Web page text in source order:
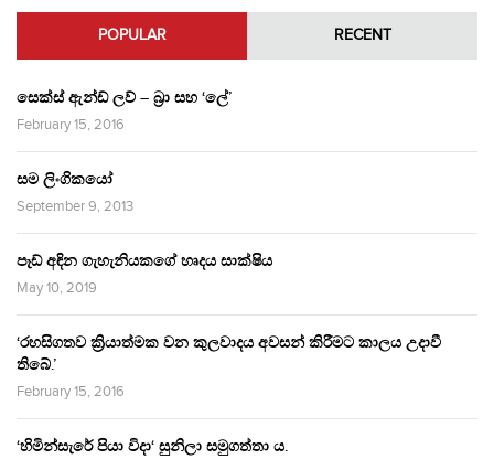
POPULAR RECENT
සෙක්ස් ඇන්ඩ් ලව් – බ්‍රා සහ ‘ලේ’
February 15, 2016
සම ලිංගිකයෝ
September 9, 2013
පෑඩ් අඳින ගැහැනියකගේ හෘදය සාක්ෂිය
May 10, 2019
‘රහසිගතව ක්‍රියාත්මක වන කුලවාදය අවසන් කිරීමට කාලය උදාවී
තිබේ.’
February 15, 2016
‘හිමින්සැරේ පියා විදා‘ සුනිලා සමුගත්තා ය.